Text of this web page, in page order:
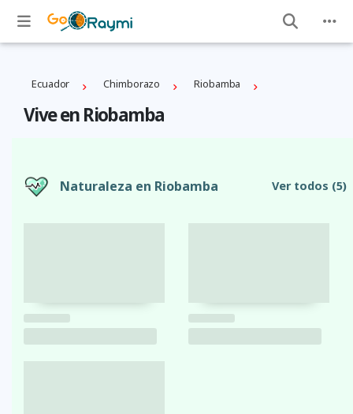
Ecuador Chimborazo Riobamba
Vive en Riobamba
Naturaleza en Riobamba Ver todos (5)